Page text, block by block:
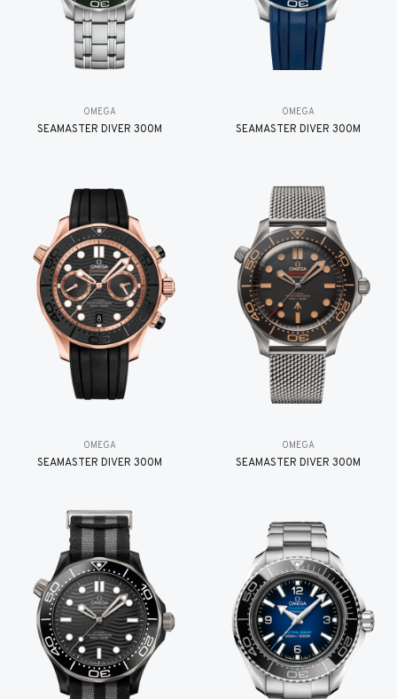
OMEGA
SEAMASTER DIVER 300M
OMEGA
SEAMASTER DIVER 300M
OMEGA
SEAMASTER DIVER 300M
OMEGA
SEAMASTER DIVER 300M